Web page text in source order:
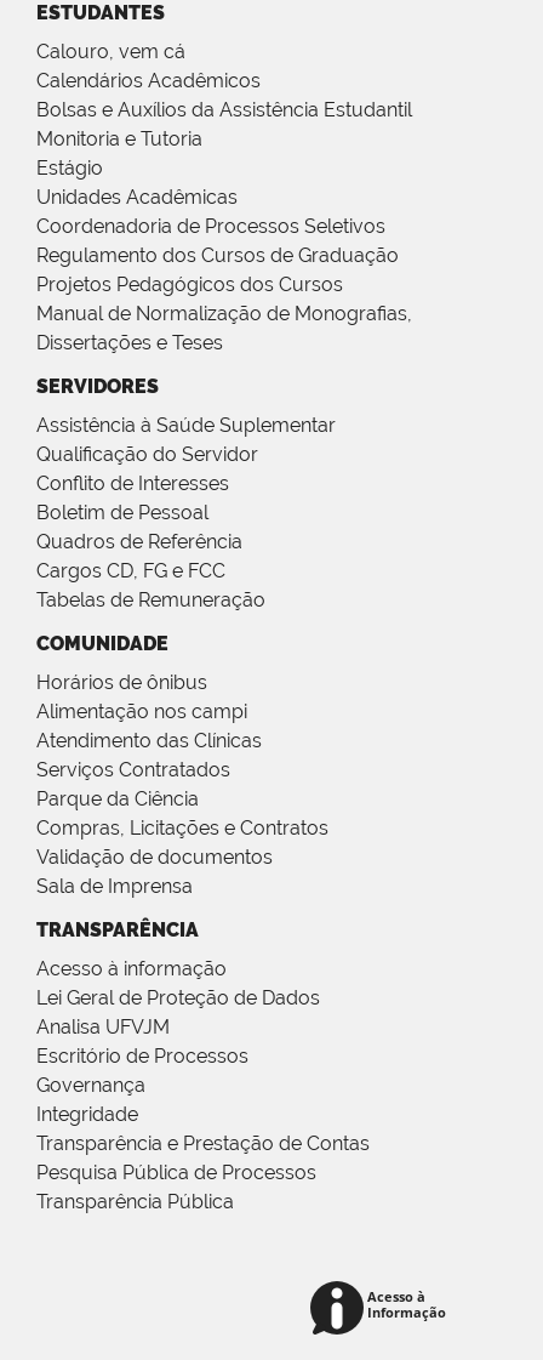
ESTUDANTES
Calouro, vem cá
Calendários Acadêmicos
Bolsas e Auxílios da Assistência Estudantil
Monitoria e Tutoria
Estágio
Unidades Acadêmicas
Coordenadoria de Processos Seletivos
Regulamento dos Cursos de Graduação
Projetos Pedagógicos dos Cursos
Manual de Normalização de Monografias,
Dissertações e Teses
SERVIDORES
Assistência à Saúde Suplementar
Qualificação do Servidor
Conflito de Interesses
Boletim de Pessoal
Quadros de Referência
Cargos CD, FG e FCC
Tabelas de Remuneração
COMUNIDADE
Horários de ônibus
Alimentação nos campi
Atendimento das Clínicas
Serviços Contratados
Parque da Ciência
Compras, Licitações e Contratos
Validação de documentos
Sala de Imprensa
TRANSPARÊNCIA
Acesso à informação
Lei Geral de Proteção de Dados
Analisa UFVJM
Escritório de Processos
Governança
Integridade
Transparência e Prestação de Contas
Pesquisa Pública de Processos
Transparência Pública